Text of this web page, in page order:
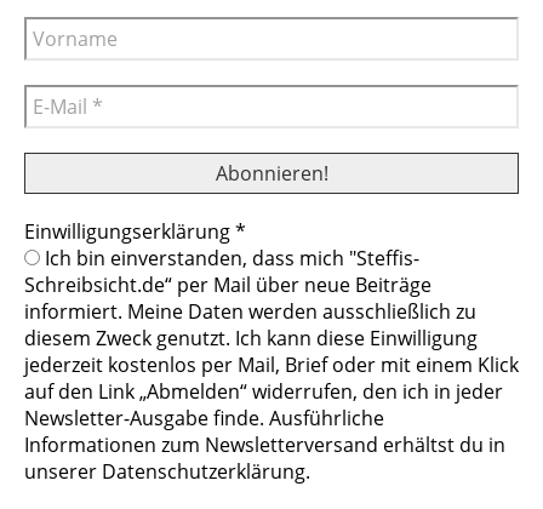
Cookies helfen uns bei der Bereitstellung
unserer Inhalte und Dienste. Durch die
weitere Nutzung der Webseite stimmen Sie
der Verwendung von Cookies zu.
Mehr erfahren
Cookies ablehnen Cookies erlauben
Einwilligungserklärung*
Ich bin einverstanden, dass mich "Steffis-
Schreibsicht.de“ per Mail über neue Beiträge
informiert. Meine Daten werden ausschließlich zu
diesem Zweck genutzt. Ich kann diese Einwilligung
jederzeit kostenlos per Mail, Brief oder mit einem Klick
auf den Link „Abmelden“ widerrufen, den ich in jeder
Newsletter-Ausgabe finde. Ausführliche
Informationen zum Newsletterversand erhältst du in
unserer Datenschutzerklärung.
mal mit meinem Hund umgezogen und alle Umzügen
verliefen größtenteils positiv.
KIRA N.
Antworten
Vielen Dank für diesen Artikel zum Umzug mit Hund. Gut
zu wissen, dassdu ihm quasi ein Übergangszuhause
eingerichtet hast. Ich werde auch bald mit meinem Hund
umnziehen und wahrscheinlich einen Umzugsservice
beauftragen.